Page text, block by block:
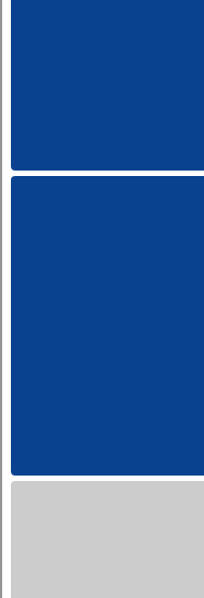
Kunden die diesen